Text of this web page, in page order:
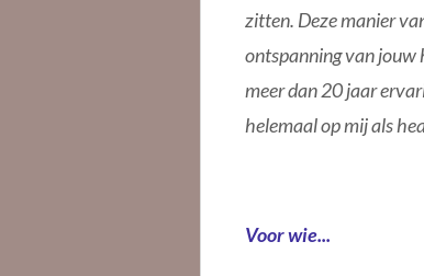
zitten. Deze manier
ontspanning van jouw
meer dan 20 jaar
helemaal op mij als
Voor wie...